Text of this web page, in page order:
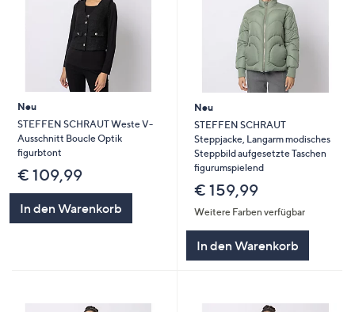
Neu
STEFFEN SCHRAUT Weste V-
Ausschnitt Boucle Optik
figurbtont
€ 109,99
In den Warenkorb
Neu
STEFFEN SCHRAUT
Steppjacke, Langarm modisches
Steppbild aufgesetzte Taschen
figurumspielend
€ 159,99
Weitere Farben verfügbar
In den Warenkorb